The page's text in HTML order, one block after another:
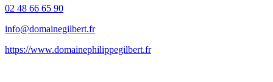
02 48 66 65 90
info@domainegilbert.fr
https://www.domainephilippegilbert.fr